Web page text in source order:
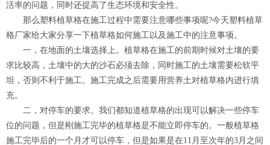
活率的问题，同时还提高了生态环境和安全性。
那么塑料植草格在施工过程中需要注意哪些事项呢?今天塑料植草
格厂家给大家分享一下植草格如何施工以及施工中的注意事项。
一，在地面的土壤选择上。植草格在施工的前期时候对土壤的要
求比较高，土壤中的大的沙石必须去除，同时施工的土壤需要松软平
坦，否则不利于施工。施工完成之后需要用营养土对植草格内进行填
充。
二，对停车的要求。我们都知道植草格的出现可以解决一些停车
位的问题，但是刚施工完毕的植草格是不能立即停车的。一般植草格
施工完毕后的一个月才可以停车，但是如果是在11月至次年的3月之间